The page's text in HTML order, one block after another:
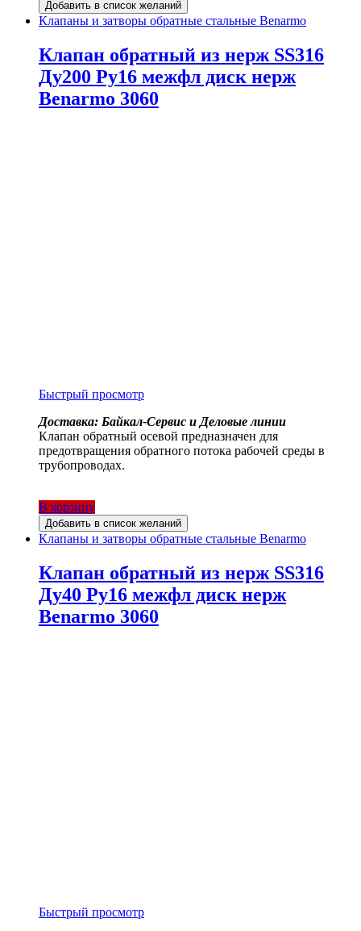
Добавить в список желаний
Клапаны и затворы обратные стальные Benarmo
Клапан обратный из нерж SS316
Ду200 Ру16 межфл диск нерж
Benarmo 3060
Быстрый просмотр
Доставка: Байкал-Сервис и Деловые линии
Клапан обратный осевой предназначен для
предотвращения обратного потока рабочей среды в
трубопроводах.
В корзину
Добавить в список желаний
Клапаны и затворы обратные стальные Benarmo
Клапан обратный из нерж SS316
Ду40 Ру16 межфл диск нерж
Benarmo 3060
Быстрый просмотр